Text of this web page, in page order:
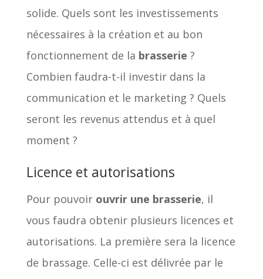
solide. Quels sont les investissements
nécessaires à la création et au bon
fonctionnement de la brasserie ?
Combien faudra-t-il investir dans la
communication et le marketing ? Quels
seront les revenus attendus et à quel
moment ?
Licence et autorisations
Pour pouvoir ouvrir une brasserie, il
vous faudra obtenir plusieurs licences et
autorisations. La première sera la licence
de brassage. Celle-ci est délivrée par le